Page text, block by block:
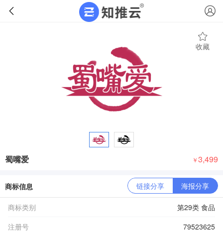
收藏
蜀嘴爱 ￥3,499
商标信息 链接分享 海报分享
商标类别
第29类 食品
注册号
79523625